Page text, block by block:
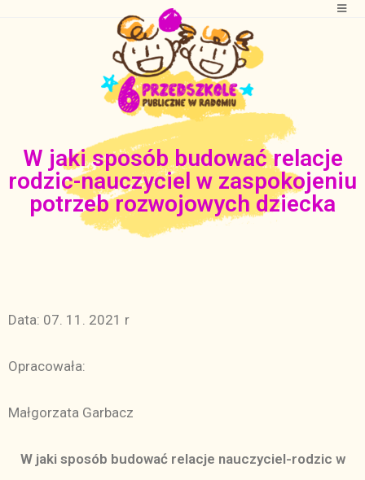
W jaki sposób budować relacje
rodzic-nauczyciel w zaspokojeniu
potrzeb rozwojowych dziecka
Data: 07. 11. 2021 r
Opracowała:
Małgorzata Garbacz
W jaki sposób budować relacje nauczyciel-rodzic w